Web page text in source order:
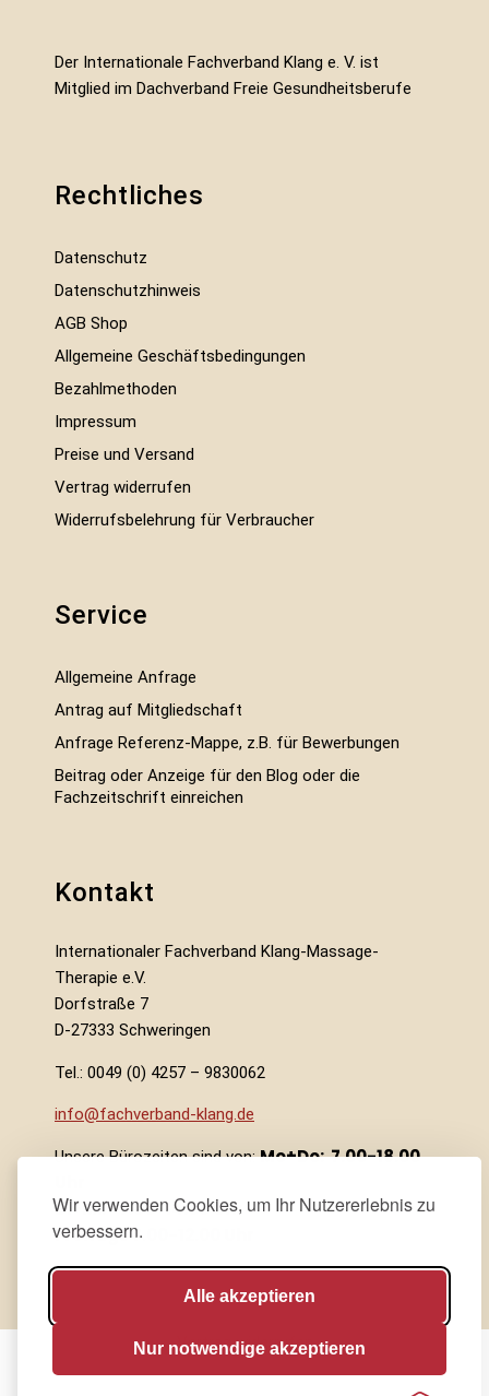
Wir verwenden Cookies, um Ihr Nutzererlebnis zu
verbessern.
Alle akzeptieren
Nur notwendige akzeptieren
Der Internationale Fachverband Klang e. V. ist
Mitglied im Dachverband Freie Gesundheitsberufe
Rechtliches
Datenschutz
Datenschutzhinweis
AGB Shop
Allgemeine Geschäftsbedingungen
Bezahlmethoden
Impressum
Preise und Versand
Vertrag widerrufen
Widerrufsbelehrung für Verbraucher
Service
Allgemeine Anfrage
Antrag auf Mitgliedschaft
Anfrage Referenz-Mappe, z.B. für Bewerbungen
Beitrag oder Anzeige für den Blog oder die
Fachzeitschrift einreichen
Kontakt
Internationaler Fachverband Klang-Massage-
Therapie e.V.
Dorfstraße 7
D-27333 Schweringen
Tel.: 0049 (0) 4257 – 9830062
info@fachverband-klang.de
Unsere Bürozeiten sind von:Mo+Do: 7.00-18.00
Di+Mi: 7.00-14.00 Uhr
Freitags 7.00-12.00 Uhr
Vertrag widerrufen